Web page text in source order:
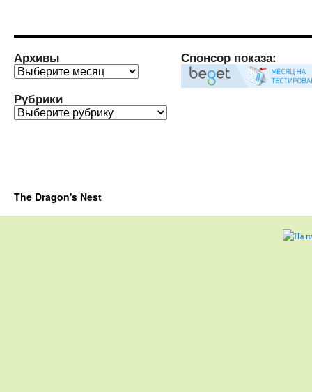
Архивы
Архивы
Рубрики
Рубрики
Спонсор показа:
The Dragon's Nest